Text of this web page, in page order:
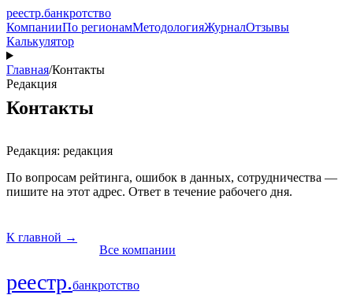
реестр.банкротство
КомпанииПо регионамМетодологияЖурналОтзывы
Калькулятор
Главная/Контакты
Редакция
Контакты
Редакция: редакция
По вопросам рейтинга, ошибок в данных, сотрудничества —
пишите на этот адрес. Ответ в течение рабочего дня.
К главной →
Все компании
реестр.банкротство